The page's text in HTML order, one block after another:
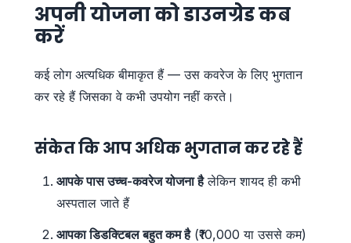
अपनी योजना को डाउनग्रेड कब
करें
कई लोग अत्यधिक बीमाकृत हैं — उस कवरेज के लिए भुगतान
कर रहे हैं जिसका वे कभी उपयोग नहीं करते।
संकेत कि आप अधिक भुगतान कर रहे हैं
आपके पास उच्च-कवरेज योजना हैलेकिन शायद ही कभी
अस्पताल जाते हैं
आपका डिडक्टिबल बहुत कम है(₹10,000 या उससे कम)